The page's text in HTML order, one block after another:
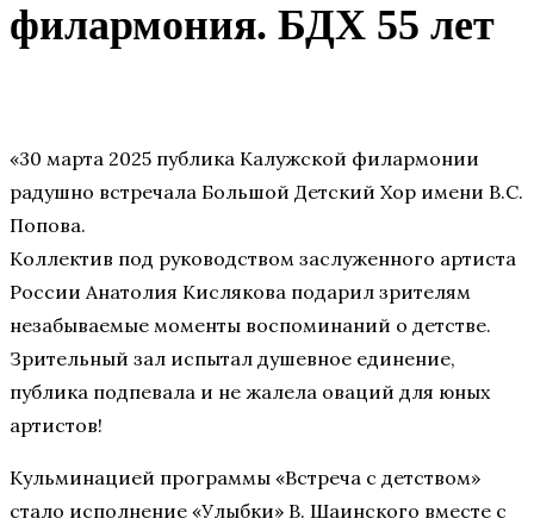
филармония. БДХ 55 лет
«30 марта 2025 публика Калужской филармонии
радушно встречала Большой Детский Хор имени В.С.
Попова.
Коллектив под руководством заслуженного артиста
России Анатолия Кислякова подарил зрителям
незабываемые моменты воспоминаний о детстве.
Зрительный зал испытал душевное единение,
публика подпевала и не жалела оваций для юных
артистов!
Кульминацией программы «Встреча с детством»
стало исполнение «Улыбки» В. Шаинского вместе с